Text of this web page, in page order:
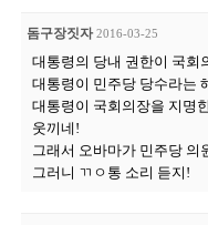
돔구장짓자 2016-03-25
대통령의 당내 권한이 국회
대통령이 민주당 당수라는
대통령이 국회의장을 지명
웃끼네!
그래서 오바마가 민주당 의
그러니 ㄲㅇ통 소리 듣지!